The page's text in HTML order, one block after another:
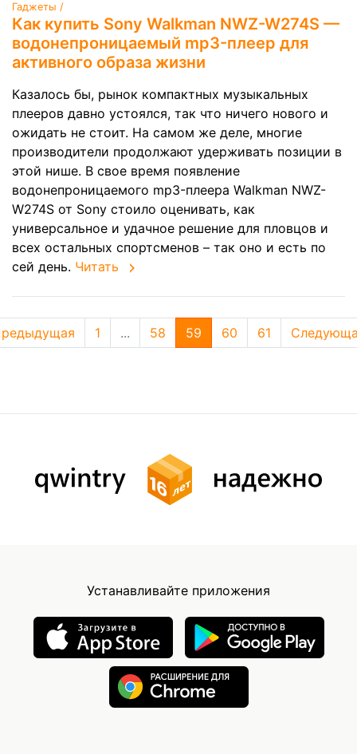
Гаджеты /
Как купить Sony Walkman NWZ-W274S —
водонепроницаемый mp3-плеер для
активного образа жизни
Казалось бы, рынок компактных музыкальных
плееров давно устоялся, так что ничего нового и
ожидать не стоит. На самом же деле, многие
производители продолжают удерживать позиции в
этой нише. В свое время появление
водонепроницаемого mp3-плеера Walkman NWZ-
W274S от Sony стоило оценивать, как
универсальное и удачное решение для пловцов и
всех остальных спортсменов – так оно и есть по
сей день. Читать
1 ... 58 59 60 61
Устанавливайте приложения